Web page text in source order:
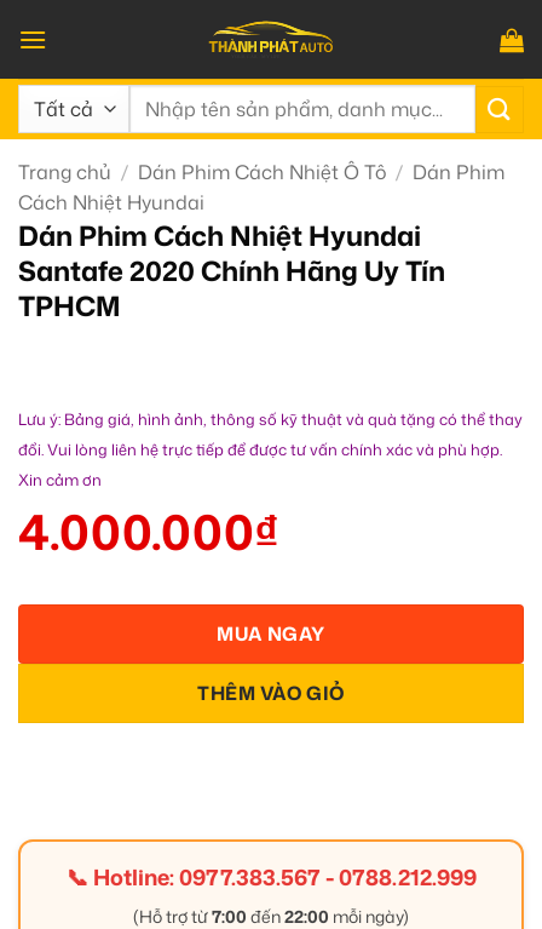
qua
nội
dung
Tìm
Trang chủ / Dán Phim Cách Nhiệt Ô Tô / Dán Phim
Cách Nhiệt Hyundai
Dán Phim Cách Nhiệt Hyundai
Santafe 2020 Chính Hãng Uy Tín
TPHCM
Lưu ý: Bảng giá, hình ảnh, thông số kỹ thuật và quà tặng có thể thay
đổi. Vui lòng liên hệ trực tiếp để được tư vấn chính xác và phù hợp.
Xin cảm ơn
4.000.000₫
THÊM VÀO GIỎ
MUA NGAY
📞 Hotline:0977.383.567-0788.212.999
(Hỗ trợ từ7:00 đến22:00 mỗi ngày)